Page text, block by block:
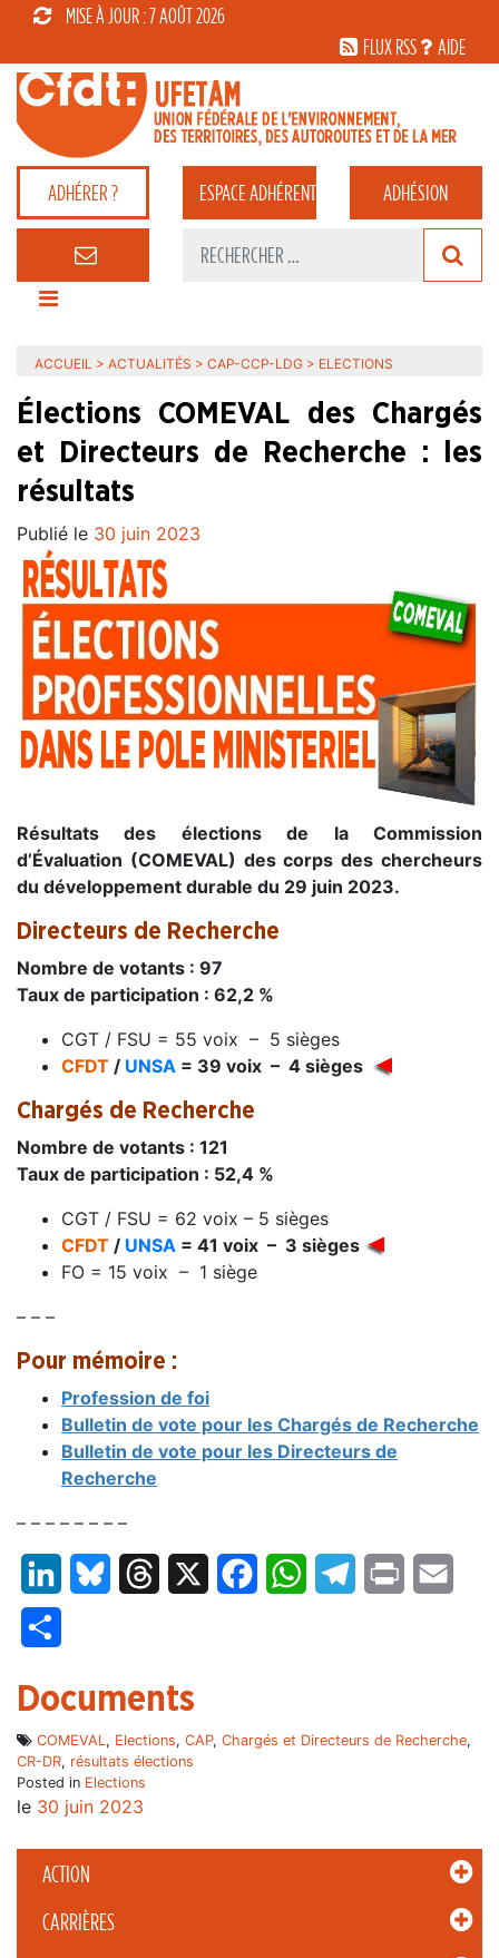
MISE À JOUR : 7 AOÛT 2026
FLUX RSS
AIDE
ADHÉRER ? ESPACEADHÉRENT ADHÉSION
ACTION
CARRIÈRES
ACCUEIL > ACTUALITÉS > CAP-CCP-LDG > ELECTIONS
Élections COMEVAL des Chargés
et Directeurs de Recherche : les
résultats
Publié le 30 juin 2023
Résultats des élections de la Commission
d’Évaluation (COMEVAL) des corps des chercheurs
du développement durable du 29 juin 2023.
Directeurs de Recherche
Nombre de votants : 97
Taux de participation : 62,2 %
CGT / FSU = 55 voix – 5 sièges
CFDT / UNSA = 39 voix – 4 sièges
Chargés de Recherche
Nombre de votants : 121
Taux de participation : 52,4 %
CGT / FSU = 62 voix – 5 sièges
CFDT / UNSA = 41 voix – 3 sièges
FO = 15 voix – 1 siège
– – –
Pour mémoire :
Profession de foi
Bulletin de vote pour les Chargés de Recherche
Bulletin de vote pour les Directeurs de
Recherche
– – – – – – – –
LinkedInBluesky Threads FacebookWhatsAppTelegram
Print
Documents
COMEVAL , Elections, CAP, Chargés et Directeurs de Recherche,
CR-DR, résultats élections
Posted in Elections
le 30 juin 2023